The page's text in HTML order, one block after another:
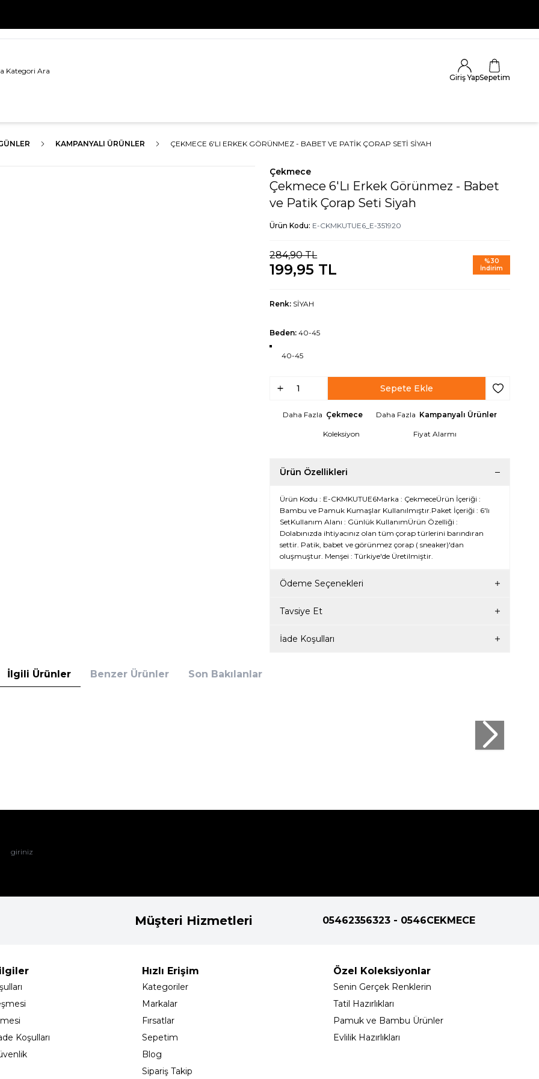
Giriş YapSepetim
KAMPANYALI ÜRÜNLER ÇEKMECE 6'LI ERKEK GÖRÜNMEZ - BABET VE PATIK ÇORAP SETI SIYAH
Çekmece
Çekmece 6'Lı Erkek Görünmez - Babet
ve Patik Çorap Seti Siyah
Ürün Kodu: E-CKMKUTUE6_E-351920
284,90TL
199,95 TL %30
İndirim
Renk: SİYAH
Beden: 40-45
40-45
Sepete Ekle Favoriye
Daha Fazla Çekmece Daha Fazla Kampanyalı Ürünler
Koleksiyon Fiyat Alarmı
Ürün Özellikleri
Ürün Kodu : E-CKMKUTUE6Marka : ÇekmeceÜrün İçeriği :
Bambu ve Pamuk Kumaşlar Kullanılmıştır.Paket İçeriği : 6'lı
SetKullanım Alanı : Günlük KullanımÜrün Özelliği :
Dolabınızda ihtiyacınız olan tüm çorap türlerini barındıran
settir. Patik, babet ve görünmez çorap ( sneaker)'dan
oluşmuştur. Menşei : Türkiye'de Üretilmiştir.
Ödeme Seçenekleri
Tavsiye Et
İade Koşulları
İlgili Ürünler Benzer Ürünler Son Bakılanlar
Müşteri Hizmetleri 05462356323 - 0546CEKMECE
Koşulları
Hızlı Erişim
Kategoriler
Markalar
Fırsatlar
Sepetim
Blog
Sipariş Takip
Özel Koleksiyonlar
Senin Gerçek Renklerin
Tatil Hazırlıkları
Pamuk ve Bambu Ürünler
Evlilik Hazırlıkları